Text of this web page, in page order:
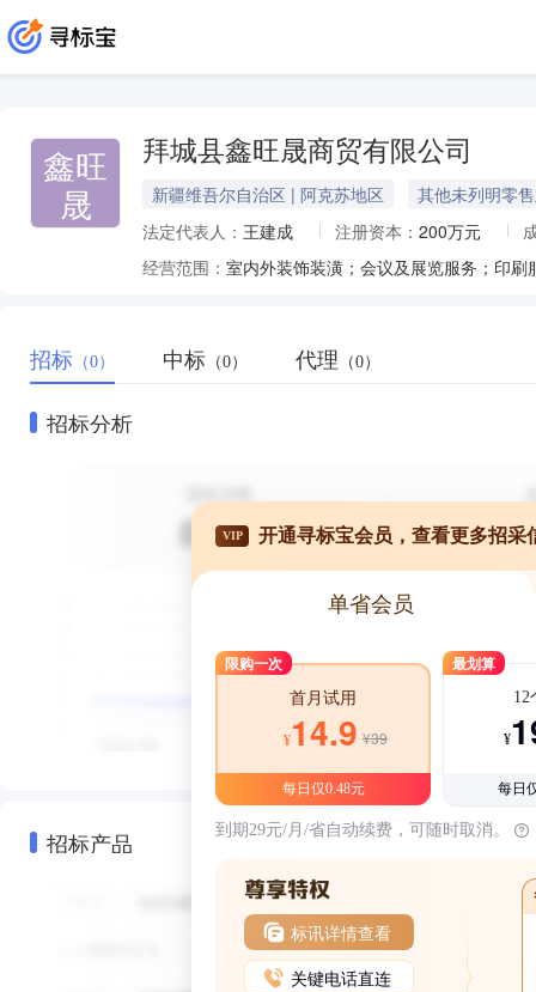
鑫旺
晟
拜城县鑫旺晟商贸有限公司
新疆维吾尔自治区 | 阿克苏地区
其他未列明零
法定代表人： 王建成 注册资本： 200万元
经营范围：
招标 （0） 中标 （0） 代理 （0）
招标分析
招标产品
VIP 开通寻标宝会员，查看更多招采
单省会员
限购一次
首月试用
¥14.9 ¥39
每日仅0.48元
最划算
12
¥
每日
到期29元/月/省自动续费，可随时取消。
标讯详情查看
关键电话直连